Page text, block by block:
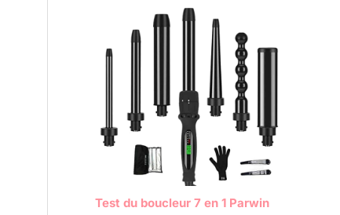
Test du boucleur 7 en 1 Parwin